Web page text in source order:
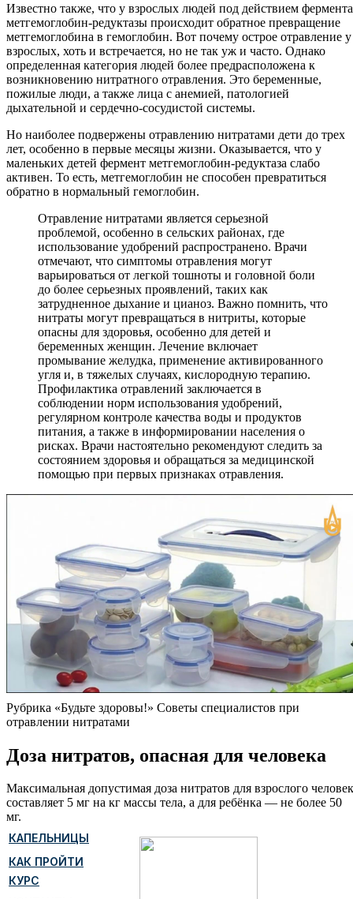
КАПЕЛЬНИЦЫ
КАК ПРОЙТИ
КУРС
Известно также, что у взрослых людей под действием фермента
метгемоглобин-редуктазы происходит обратное превращение
метгемоглобина в гемоглобин. Вот почему острое отравление у
взрослых, хоть и встречается, но не так уж и часто. Однако
определенная категория людей более предрасположена к
возникновению нитратного отравления. Это беременные,
пожилые люди, а также лица с анемией, патологией
дыхательной и сердечно-сосудистой системы.
Но наиболее подвержены отравлению нитратами дети до трех
лет, особенно в первые месяцы жизни. Оказывается, что у
маленьких детей фермент метгемоглобин-редуктаза слабо
активен. То есть, метгемоглобин не способен превратиться
обратно в нормальный гемоглобин.
Отравление нитратами является серьезной
проблемой, особенно в сельских районах, где
использование удобрений распространено. Врачи
отмечают, что симптомы отравления могут
варьироваться от легкой тошноты и головной боли
до более серьезных проявлений, таких как
затрудненное дыхание и цианоз. Важно помнить, что
нитраты могут превращаться в нитриты, которые
опасны для здоровья, особенно для детей и
беременных женщин. Лечение включает
промывание желудка, применение активированного
угля и, в тяжелых случаях, кислородную терапию.
Профилактика отравлений заключается в
соблюдении норм использования удобрений,
регулярном контроле качества воды и продуктов
питания, а также в информировании населения о
рисках. Врачи настоятельно рекомендуют следить за
состоянием здоровья и обращаться за медицинской
помощью при первых признаках отравления.
Рубрика «Будьте здоровы!» Советы специалистов при
отравлении нитратами
Доза нитратов, опасная для человека
Максимальная допустимая доза нитратов для взрослого
составляет 5 мг на кг массы тела, а для ребёнка — не более 50
мг.